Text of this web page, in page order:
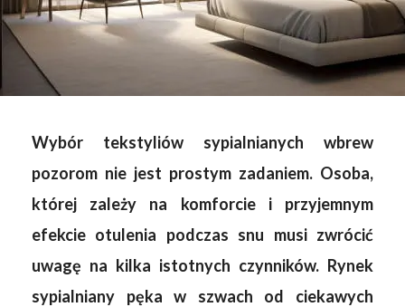
Wybór tekstyliów sypialnianych wbrew
pozorom nie jest prostym zadaniem. Osoba,
której zależy na komforcie i przyjemnym
efekcie otulenia podczas snu musi zwrócić
uwagę na kilka istotnych czynników. Rynek
sypialniany pęka w szwach od ciekawych